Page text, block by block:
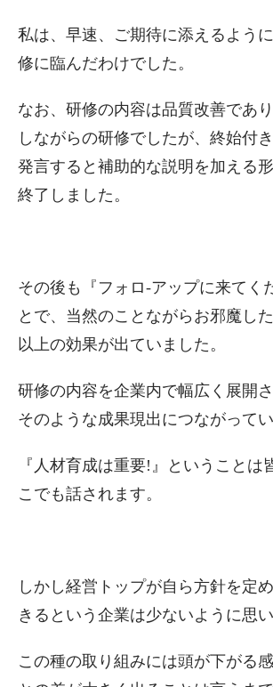
私は、早速、ご期待に添えるよう
修に臨んだわけでした。
なお、研修の内容は品質改善であ
しながらの研修でしたが、終始付
発言すると補助的な説明を加える
終了しました。
その後も『フォロ-アップに来てく
とで、当然のことながらお邪魔し
以上の効果が出ていました。
研修の内容を企業内で幅広く展開さ
そのような成果現出につながってい
『人材育成は重要!』ということは
こでも話されます。
しかし経営トップが自ら方針を定
きるという企業は少ないように思い
この種の取り組みには頭が下がる